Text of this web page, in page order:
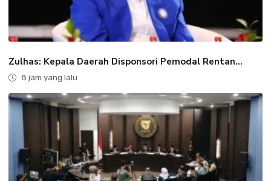
Zulhas: Kepala Daerah Disponsori Pemodal Rentan...
8 jam yang lalu